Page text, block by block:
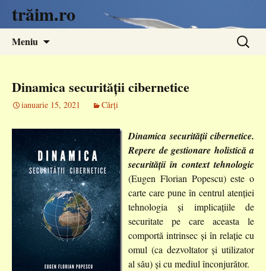
trăim.ro
Meniu
Caută
după:
Dinamica securității cibernetice
ianuarie 15, 2021 Cărți
Dinamica securității cibernetice.
Repere de gestionare holistică a
securității în context tehnologic
(Eugen Florian Popescu) este o
carte care pune în centrul atenției
tehnologia și implicațiile de
securitate pe care aceasta le
comportă intrinsec și în relație cu
omul (ca dezvoltator și utilizator
al său) și cu mediul înconjurător.